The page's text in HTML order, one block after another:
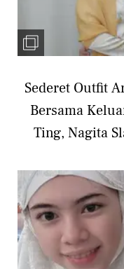
Sederet Outfit
Bersama
Ting, Nagita